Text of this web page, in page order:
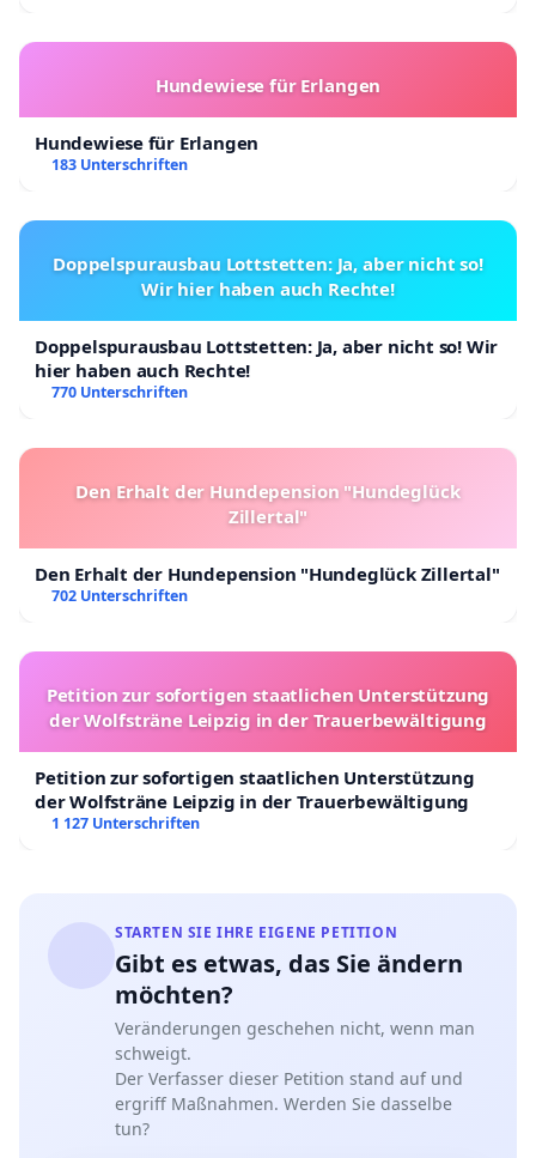
Hundewiese für Erlangen
Hundewiese für Erlangen
183 Unterschriften
Doppelspurausbau Lottstetten: Ja, aber nicht so!
Wir hier haben auch Rechte!
Doppelspurausbau Lottstetten: Ja, aber nicht so! Wir
hier haben auch Rechte!
770 Unterschriften
Den Erhalt der Hundepension "Hundeglück
Zillertal"
Den Erhalt der Hundepension "Hundeglück Zillertal"
702 Unterschriften
Petition zur sofortigen staatlichen Unterstützung
der Wolfsträne Leipzig in der Trauerbewältigung
Petition zur sofortigen staatlichen Unterstützung
der Wolfsträne Leipzig in der Trauerbewältigung
1 127 Unterschriften
STARTEN SIE IHRE EIGENE PETITION
Gibt es etwas, das Sie ändern
möchten?
Veränderungen geschehen nicht, wenn man
schweigt.
Der Verfasser dieser Petition stand auf und
ergriff Maßnahmen. Werden Sie dasselbe
tun?